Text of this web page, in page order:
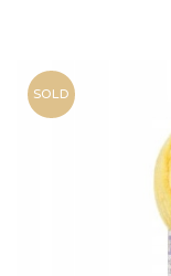
SOLD